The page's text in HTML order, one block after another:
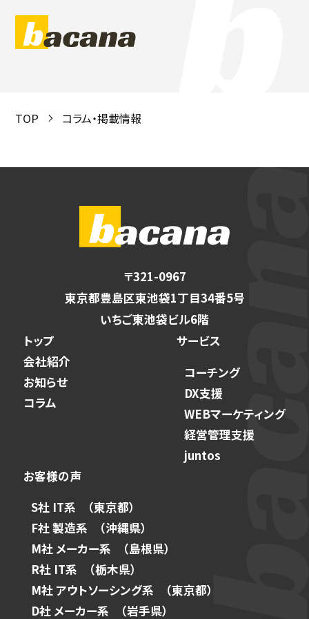
TOP コラム・掲載情報
〒321-0967
東京都豊島区東池袋1丁目34番5号
いちご東池袋ビル6階
トップ
会社紹介
お知らせ
コラム
サービス
コーチング
DX支援
WEBマーケティング
経営管理支援
juntos
お客様の声
S社 IT系 （東京都）
F社 製造系 （沖縄県）
M社 メーカー系 （島根県）
R社 IT系 （栃木県）
M社 アウトソーシング系 （東京都）
D社 メーカー系 （岩手県）